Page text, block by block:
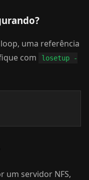
uma referência
com
losetup -
um servidor NFS,